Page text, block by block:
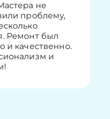
не
проблему,
Ремонт был
и качественно.
и